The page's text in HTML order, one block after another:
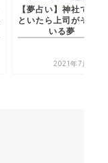
【夢占い】神社で赤子
といたら上司がそばに
いる夢
2021年7月22日